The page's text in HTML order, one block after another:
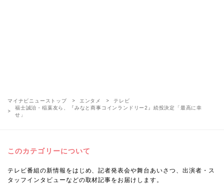
マイナビニューストップ エンタメ
テレビ
福士誠治・稲葉友ら、『みなと商事コインランドリー2』続投決定「最高に幸
せ」
このカテゴリーについて
テレビ番組の新情報をはじめ、記者発表会や舞台あいさつ、出演者・ス
タッフインタビューなどの取材記事をお届けします。